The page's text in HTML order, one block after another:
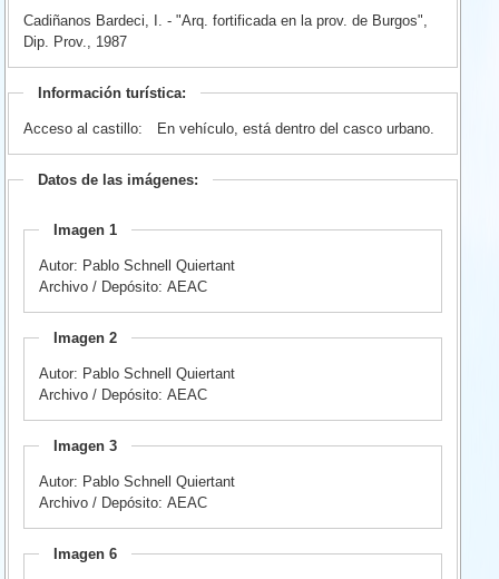
Cadiñanos Bardeci, I. - "Arq. fortificada en la prov. de Burgos",
Dip. Prov., 1987
Información turística:
Acceso al castillo: En vehículo, está dentro del casco urbano.
Datos de las imágenes:
Imagen 1
Autor: Pablo Schnell Quiertant
Archivo / Depósito: AEAC
Imagen 2
Autor: Pablo Schnell Quiertant
Archivo / Depósito: AEAC
Imagen 3
Autor: Pablo Schnell Quiertant
Archivo / Depósito: AEAC
Imagen 6